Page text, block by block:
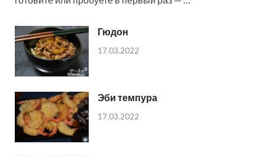
Гюдон
17.03.2022
Эби темпура
17.03.2022